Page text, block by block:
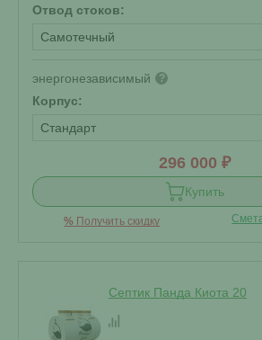
Отвод стоков:
Самотечный
энергонезависимый ?
Корпус:
Стандарт
296 000 ₽
Купить
% Получить скидку
Септик Панда Киота 20